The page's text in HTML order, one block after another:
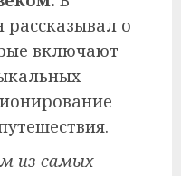
о
включают
из самых